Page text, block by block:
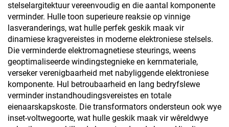
stelselargitektuur vereenvoudig en die aantal komponente
verminder. Hulle toon superieure reaksie op vinnige
lasveranderings, wat hulle perfek geskik maak vir
dinamiese kragvereistes in moderne elektroniese stelsels.
Die verminderde elektromagnetiese steurings, weens
geoptimaliseerde windingstegnieke en kernmateriale,
verseker verenigbaarheid met nabyliggende elektroniese
komponente. Hul betroubaarheid en lang bedryfslewe
verminder instandhoudingsvereistes en totale
eienaarskapskoste. Die transformators ondersteun ook wye
inset-voltwegoorte, wat hulle geskik maak vir wêreldwye